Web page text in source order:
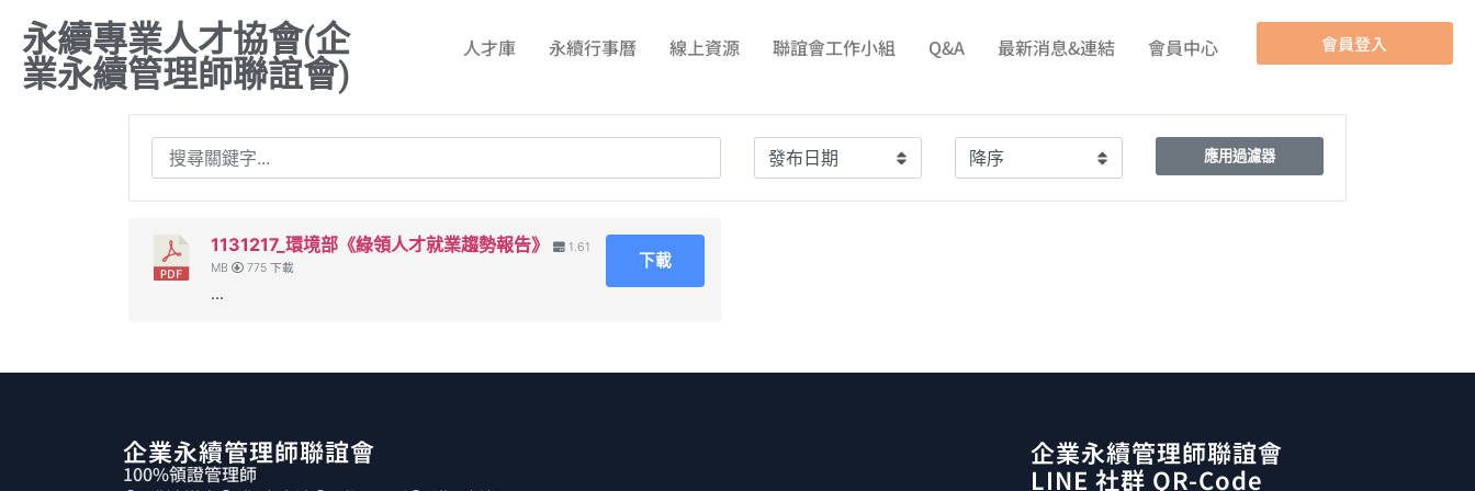
永續專業人才協會(企
業永續管理師聯誼會)
人才庫 永續行事曆 線上資源 聯誼會工作小組 Q&A 最新消息&連結 會員中心 會員登入
應用過濾器
1131217_環境部《綠領人才就業趨勢報告》
1.61
MB
775 下載
...
下載
企業永續管理師聯誼會
100%領證管理師
企業永續管理師聯誼會
LINE 社群 QR-Code